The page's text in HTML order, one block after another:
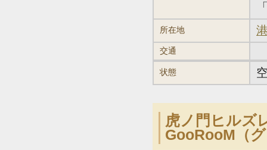
所在地
交通
状態
虎ノ門ヒルズ
GooRooM（